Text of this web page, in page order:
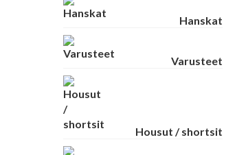
Hanskat
Varusteet
Housut / shortsit